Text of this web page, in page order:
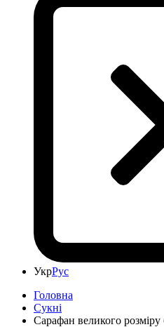
УкрРус
Головна
Сукні
Сарафан великого